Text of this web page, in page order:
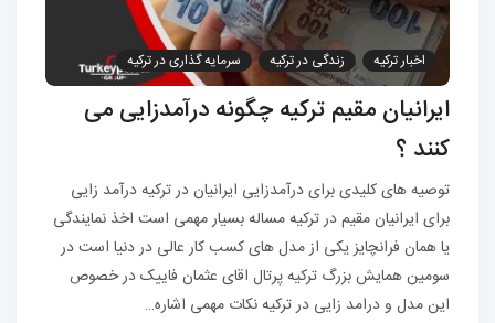
اخبار ترکیه زندگی در ترکیه
سرمایه گذاری در ترکیه
شهروندی ترکیه
مهاجرت به ترکیه
ایرانیان مقیم ترکیه چگونه درآمدزایی می
کنند ؟
توصیه های کلیدی برای درآمدزایی ایرانیان در ترکیه درآمد زایی
برای ایرانیان مقیم در ترکیه مساله بسیار مهمی است اخذ نمایندگی
یا همان فرانچایز یکی از مدل های کسب کار عالی در دنیا است در
سومین همایش بزرگ ترکیه پرتال اقای عثمان فاییک در خصوص
این مدل و درامد زایی در ترکیه نکات مهمی اشاره…